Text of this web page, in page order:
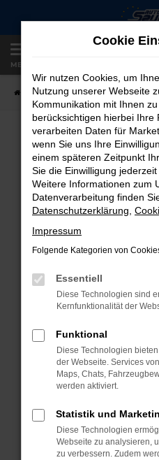
Zum
springen
MENÜ
Startseite Fahrzeugangebote
FAHRZEUG-
FEHLER:
Beim Laden ist ein
Hier sind ein paar
Überprüfe deine
Laden andere
Prüfe deine
Manche
können das Laden
anderen Browser
Fenster?
Starte dein Gerät
Cookie
Wir nutzen Cookies, um
Nutzung unserer Webseite
Kommunikation mit Ihnen
berücksichtigen hierbei Ihre
verarbeiten Daten für
wenn Sie uns Ihre
einem späteren Zeitpunkt
Sie die Einwilligung
Weitere Informationen zum
Datenverarbeitung finden
Datenschutzerklärung
Impressum
Folgende Kategorien von
Essentiell
Diese Technologien sind
Kernfunktionalität der
Funktional
Diese Technologien
der Webseite. Services
Maps, Chats,
werden aktiviert.
Statistik und
Diese Technologien
Webseite zu analysieren,
zu verbessern. Zudem